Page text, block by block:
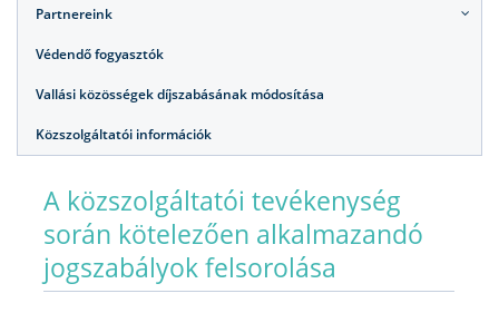
Partnereink
Védendő fogyasztók
Vallási közösségek díjszabásának módosítása
Közszolgáltatói információk
A közszolgáltatói tevékenység
során kötelezően alkalmazandó
jogszabályok felsorolása